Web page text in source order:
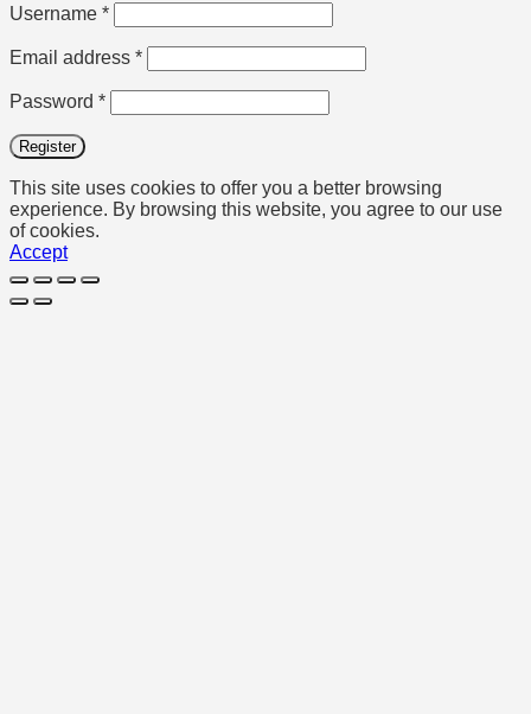
Username *Required
Email address *Required
Password *Required
Register
This site uses cookies to offer you a better browsing
experience. By browsing this website, you agree to our use
of cookies.
Accept